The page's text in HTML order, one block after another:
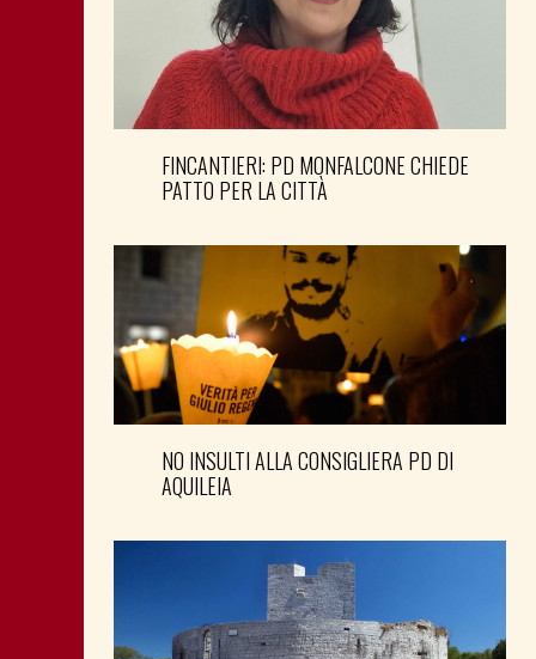
FINCANTIERI: PD MONFALCONE CHIEDE
PATTO PER LA CITTÀ
NO INSULTI ALLA CONSIGLIERA PD DI
AQUILEIA